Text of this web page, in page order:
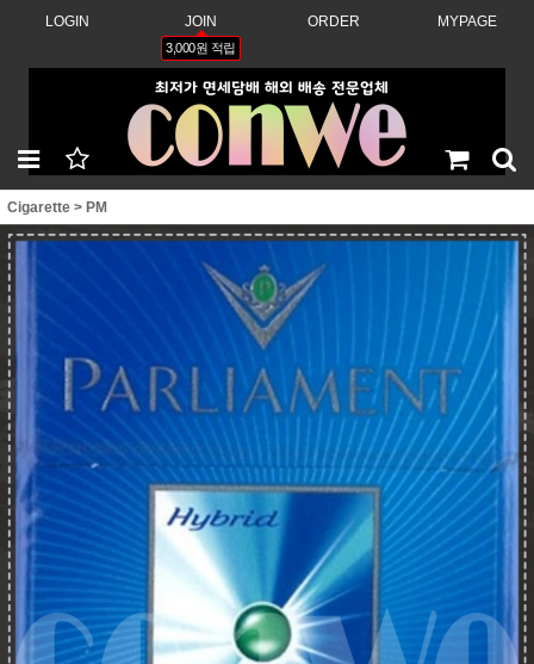
LOGIN JOIN
3,000원 적립
ORDER MYPAGE
Cigarette > PM